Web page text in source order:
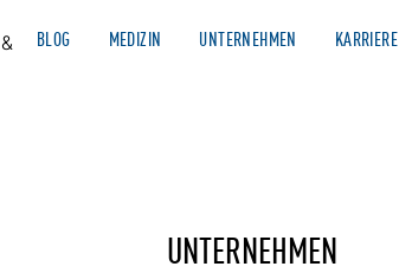
BLOG MEDIZIN UNTERNEHMEN KARRIERE
Cabriolet (Typ C236)
UNTERNEHMEN